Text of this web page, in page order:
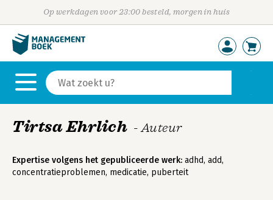
Op werkdagen voor 23:00 besteld, morgen in huis
Tirtsa Ehrlich - Auteur
Expertise volgens het gepubliceerde werk: adhd, add,
concentratieproblemen, medicatie, puberteit